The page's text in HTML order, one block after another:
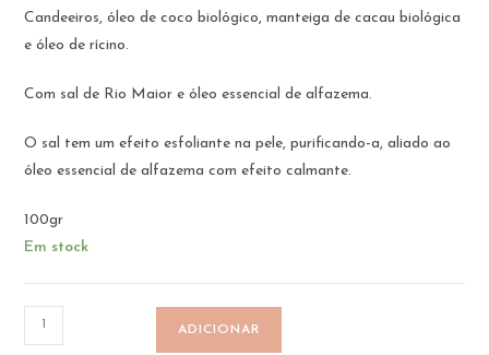
Candeeiros, óleo de coco biológico, manteiga de cacau biológica
e óleo de rícino.
Com sal de Rio Maior e óleo essencial de alfazema.
O sal tem um efeito esfoliante na pele, purificando-a, aliado ao
óleo essencial de alfazema com efeito calmante.
100gr
Em stock
Quantidade
de
ADICIONAR